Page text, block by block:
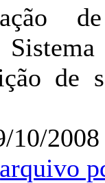
de
10/2008